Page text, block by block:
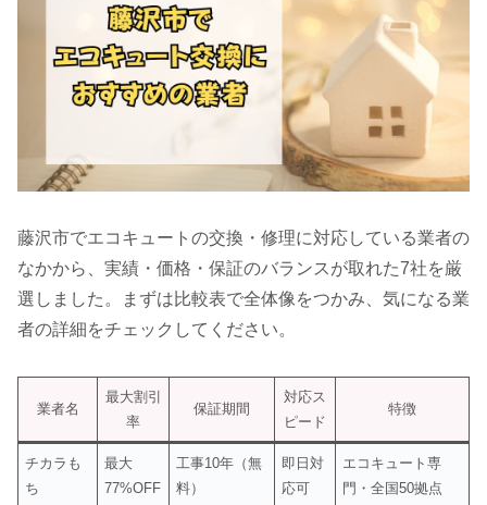
藤沢市でエコキュートの交換・修理に対応している業者の
なかから、実績・価格・保証のバランスが取れた7社を厳
選しました。まずは比較表で全体像をつかみ、気になる業
者の詳細をチェックしてください。
業者名
最大割引
率
保証期間
対応ス
ピード
特徴
チカラも
ち
最大
77%OFF
工事10年（無
料）
即日対
応可
エコキュート専
門・全国50拠点